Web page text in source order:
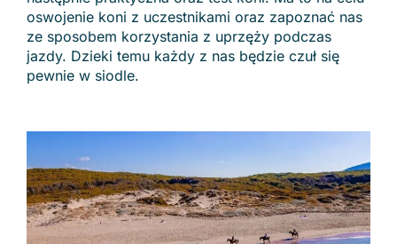
oswojenie koni z uczestnikami oraz zapoznać nas
ze sposobem korzystania z uprzęży podczas
jazdy. Dzieki temu każdy z nas będzie czuł się
pewnie w siodle.